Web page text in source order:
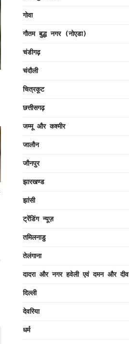
गोवा
गौतम बुद्ध नगर (नोएडा)
चंडीगढ़
चंदौली
चित्रकूट
छत्तीसगढ़
जम्मू और कश्मीर
जालौन
जौनपुर
झारखण्ड
झांसी
ट्रेंडिंग न्यूज़
तमिलनाडु
तेलंगाना
दादरा और नगर हवेली एवं दमन और दीव
दिल्ली
देवरिया
धर्म